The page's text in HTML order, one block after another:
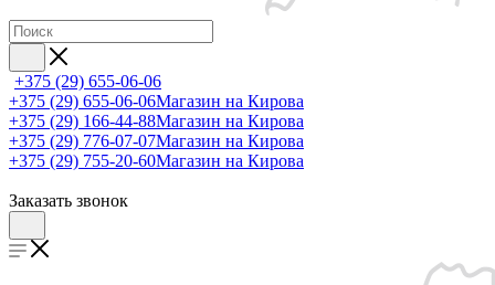
+375 (29) 655-06-06
+375 (29) 655-06-06Магазин на Кирова
+375 (29) 166-44-88Магазин на Кирова
+375 (29) 776-07-07Магазин на Кирова
+375 (29) 755-20-60Магазин на Кирова
Заказать звонок